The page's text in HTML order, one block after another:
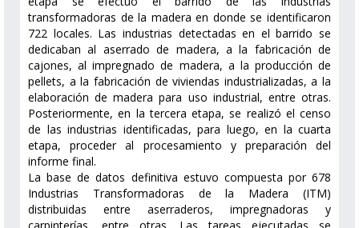
transformadoras de la madera en donde se identificaron
722 locales. Las industrias detectadas en el barrido se
dedicaban al aserrado de madera, a la fabricación de
cajones, al impregnado de madera, a la producción de
pellets, a la fabricación de viviendas industrializadas, a la
elaboración de madera para uso industrial, entre otras.
Posteriormente, en la tercera etapa, se realizó el censo
de las industrias identificadas, para luego, en la cuarta
etapa, proceder al procesamiento y preparación del
informe final.
La base de datos definitiva estuvo compuesta por 678
Industrias Transformadoras de la Madera (ITM)
distribuidas entre aserraderos, impregnadoras y